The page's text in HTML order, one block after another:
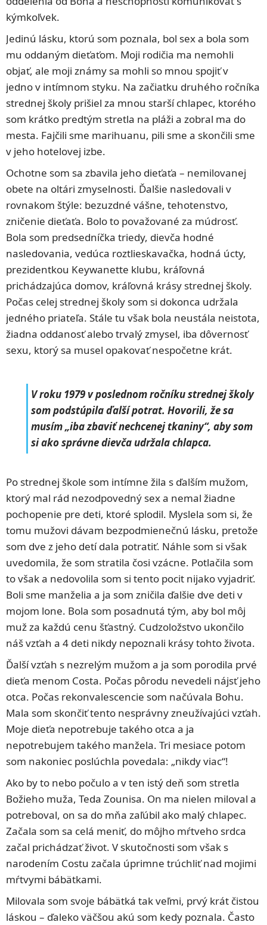
kýmkoľvek.
Jedinú lásku, ktorú som poznala, bol sex a bola som
mu oddaným dieťaťom. Moji rodičia ma nemohli
objať, ale moji známy sa mohli so mnou spojiť v
jedno v intímnom styku. Na začiatku druhého ročníka
strednej školy prišiel za mnou starší chlapec, ktorého
som krátko predtým stretla na pláži a zobral ma do
mesta. Fajčili sme marihuanu, pili sme a skončili sme
v jeho hotelovej izbe.
Ochotne som sa zbavila jeho dieťaťa – nemilovanej
obete na oltári zmyselnosti. Ďalšie nasledovali v
rovnakom štýle: bezuzdné vášne, tehotenstvo,
zničenie dieťaťa. Bolo to považované za múdrosť.
Bola som predsedníčka triedy, dievča hodné
nasledovania, vedúca roztlieskavačka, hodná úcty,
prezidentkou Keywanette klubu, kráľovná
prichádzajúca domov, kráľovná krásy strednej školy.
Počas celej strednej školy som si dokonca udržala
jedného priateľa. Stále tu však bola neustála neistota,
žiadna oddanosť alebo trvalý zmysel, iba dôvernosť
sexu, ktorý sa musel opakovať nespočetne krát.
V roku 1979 v poslednom ročníku strednej školy
som podstúpila ďalší potrat. Hovorili, že sa
musím „iba zbaviť nechcenej tkaniny“, aby som
si ako správne dievča udržala chlapca.
Po strednej škole som intímne žila s ďalším mužom,
ktorý mal rád nezodpovedný sex a nemal žiadne
pochopenie pre deti, ktoré splodil. Myslela som si, že
tomu mužovi dávam bezpodmienečnú lásku, pretože
som dve z jeho detí dala potratiť. Náhle som si však
uvedomila, že som stratila čosi vzácne. Potlačila som
to však a nedovolila som si tento pocit nijako vyjadriť.
Boli sme manželia a ja som zničila ďalšie dve deti v
mojom lone. Bola som posadnutá tým, aby bol môj
muž za každú cenu šťastný. Cudzoložstvo ukončilo
náš vzťah a 4 deti nikdy nepoznali krásy tohto života.
Ďalší vzťah s nezrelým mužom a ja som porodila prvé
dieťa menom Costa. Počas pôrodu nevedeli nájsť jeho
otca. Počas rekonvalescencie som načúvala Bohu.
Mala som skončiť tento nesprávny zneužívajúci vzťah.
Moje dieťa nepotrebuje takého otca a ja
nepotrebujem takého manžela. Tri mesiace potom
som nakoniec poslúchla povedala: „nikdy viac“!
Ako by to nebo počulo a v ten istý deň som stretla
Božieho muža, Teda Zounisa. On ma nielen miloval a
potreboval, on sa do mňa zaľúbil ako malý chlapec.
Začala som sa celá meniť, do môjho mŕtveho srdca
začal prichádzať život. V skutočnosti som však s
narodením Costu začala úprimne trúchliť nad mojimi
mŕtvymi bábätkami.
Milovala som svoje bábätká tak veľmi, prvý krát čistou
láskou – ďaleko väčšou akú som kedy poznala. Často